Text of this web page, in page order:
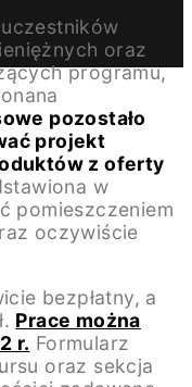
oraz
programu,
pozostało
projekt
z oferty
w
pomieszczeniem
oczywiście
bezpłatny, a
Prace można
r. Formularz
oraz sekcja